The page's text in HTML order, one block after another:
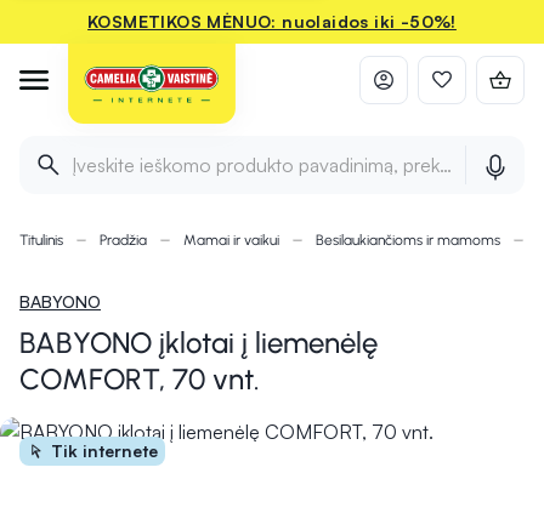
KOSMETIKOS MĖNUO: nuolaidos iki -50%!
Įveskite ieškomo produkto pavadinimą, prekės ženklą ir
Titulinis Pradžia Mamai ir vaikui Besilaukiančioms ir mamoms
BABYONO
BABYONO įklotai į liemenėlę
COMFORT, 70 vnt.
Tik internete